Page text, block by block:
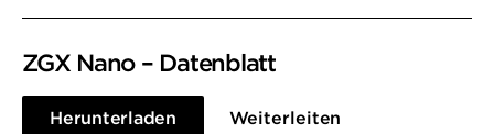
ZGX Nano – Datenblatt
Weiterleiten
Herunterladen